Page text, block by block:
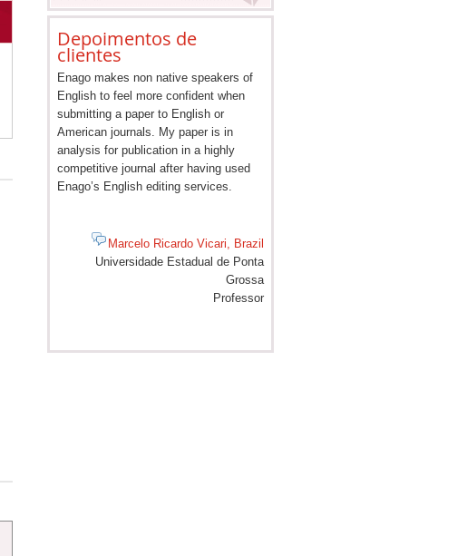
Depoimentos de
clientes
Enago makes non native speakers of
English to feel more confident when
submitting a paper to English or
American journals. My paper is in
analysis for publication in a highly
competitive journal after having used
Enago’s English editing services.
Marcelo Ricardo Vicari, Brazil
Universidade Estadual de Ponta
Grossa
Professor